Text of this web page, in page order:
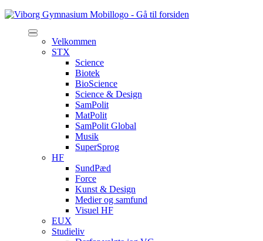
Velkommen
STX
Science
Biotek
BioScience
Science & Design
SamPolit
MatPolit
SamPolit Global
Musik
SuperSprog
HF
SundPæd
Force
Kunst & Design
Medier og samfund
Visuel HF
EUX
Studieliv